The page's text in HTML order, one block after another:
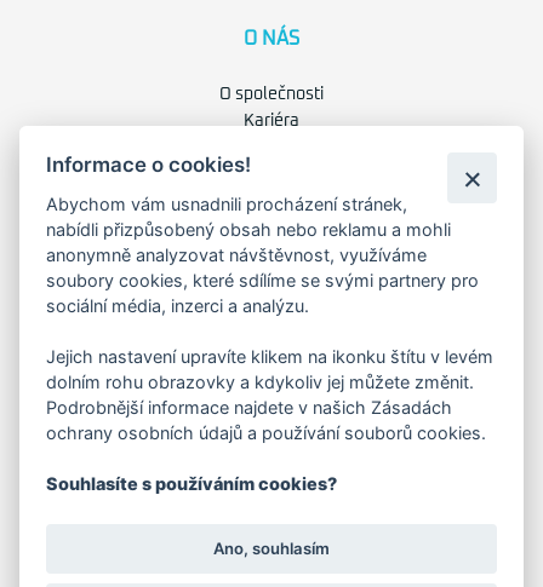
O NÁS
O společnosti
Kariéra
FAKTURAČNÍ ADRESA
Družstevní 1394/12
Praha 4 - Nusle, 140 00
IČO: 28404009
KORESP. ADRESA A SKLAD
Lutopecny 159 (areál bývalého ZD)
Kroměříž, 767 01
Informace o cookies!
Abychom vám usnadnili procházení stránek,
nabídli přizpůsobený obsah nebo reklamu a mohli
anonymně analyzovat návštěvnost, využíváme
soubory cookies, které sdílíme se svými partnery pro
sociální média, inzerci a analýzu.
Jejich nastavení upravíte klikem na ikonku štítu v levém
dolním rohu obrazovky a kdykoliv jej můžete změnit.
Podrobnější informace najdete v našich Zásadách
ochrany osobních údajů a používání souborů cookies.
Souhlasíte s používáním cookies?
Ano, souhlasím